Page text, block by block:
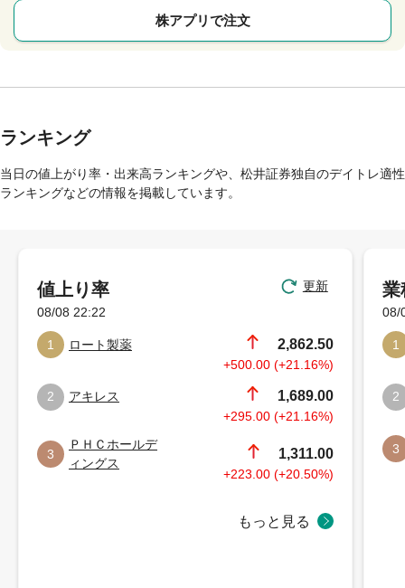
株アプリで注文
ランキング
当日の値上がり率・出来高ランキングや、松井証券独自のデイトレ適性
ランキングなどの情報を掲載しています。